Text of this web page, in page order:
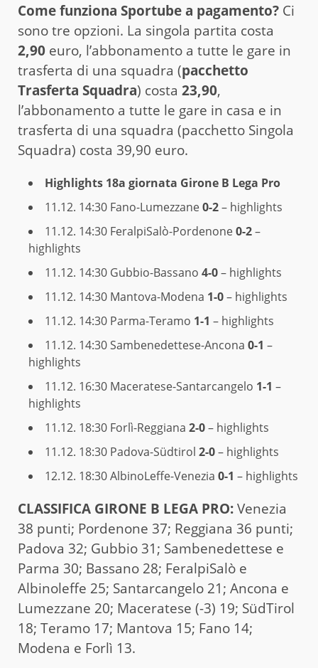
Come funziona Sportube a pagamento? Ci
sono tre opzioni. La singola partita costa
2,90 euro, l’abbonamento a tutte le gare in
trasferta di una squadra (pacchetto
Trasferta Squadra) costa 23,90,
l’abbonamento a tutte le gare in casa e in
trasferta di una squadra (pacchetto Singola
Squadra) costa 39,90 euro.
Highlights 18a giornata Girone B Lega Pro
11.12. 14:30 Fano-Lumezzane0-2– highlights
11.12. 14:30 FeralpiSalò-Pordenone0-2–
highlights
11.12. 14:30 Gubbio-Bassano 4-0– highlights
11.12. 14:30 Mantova-Modena 1-0– highlights
11.12. 14:30 Parma-Teramo 1-1 – highlights
11.12. 14:30Sambenedettese-Ancona 0-1 –
highlights
11.12. 16:30 Maceratese-Santarcangelo 1-1 –
highlights
11.12. 18:30 Forlì-Reggiana 2-0– highlights
11.12. 18:30 Padova-Südtirol 2-0– highlights
12.12. 18:30AlbinoLeffe-Venezia 0-1 – highlights
CLAS­SI­FI­CA GIRONE B LEGA PRO:Venezia
38 punti; Pordenone 37; Reggiana 36 punti;
Padova 32; Gubbio 31; Sambenedettese e
Parma 30; Bassano 28; FeralpiSalò e
Albinoleffe 25; Santarcangelo 21; Ancona e
Lumezzane 20; Maceratese (-3) 19; SüdTirol
18; Teramo 17; Mantova 15; Fano 14;
Modena e Forlì 13.